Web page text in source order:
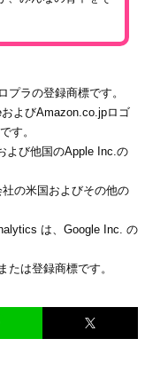
ラの登録商標です。
よびAmazon.co.jpロゴ
す。
よび他国のApple Inc.の
の米国およびその他の
は、Google Inc. の
は登録商標です。